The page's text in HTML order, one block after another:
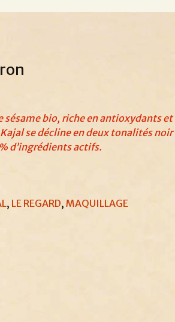
sésame bio, riche en antioxydants
se décline en deux tonalités
d’ingrédients actifs.
, LE REGARD,MAQUILLAGE